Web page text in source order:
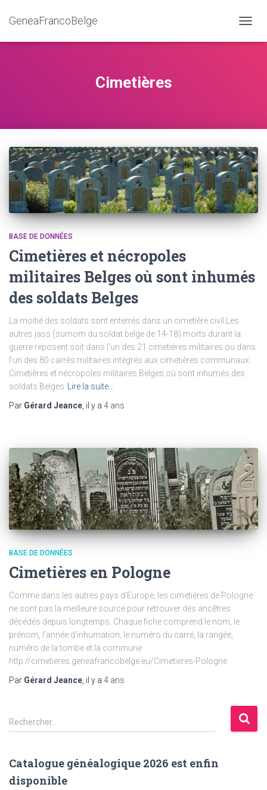
GeneaFrancoBelge
LA
Cimetières
BASE DE DONNÉES
Cimetières et nécropoles
militaires Belges où sont inhumés
des soldats Belges
La moitié des soldats sont enterrés dans un cimetière civil.Les
autres jass (surnom du soldat belge de 14-18) morts durant la
guerre reposent soit dans l’un des 21 cimetières militaires ou dans
l’un des 80 carrés militaires intégrés aux cimetières communaux.
Cimetières et nécropoles militaires Belges où sont inhumés des
soldats Belges Lire la suite…
Par Gérard Jeance, il y a 4 ans
BASE DE DONNÉES
Cimetières en Pologne
Comme dans les autres pays d’Europe, les cimetières de Pologne
ne sont pas la meilleure source pour retrouver des ancêtres
décédés depuis longtemps. Chaque fiche comprend le nom, le
prénom, l’année d’inhumation, le numéro du carré, la rangée,
numéro de la tombe et la commune
http://cimetieres.geneafrancobelge.eu/Cimetieres-Pologne
Par Gérard Jeance , il y a 4 ans
R
e
e
r
Rechercher…
Catalogue généalogique 2026 est enfin
disponible